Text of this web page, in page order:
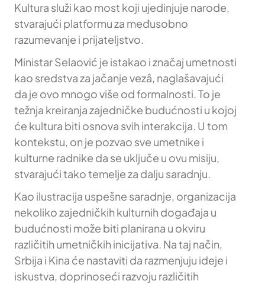
Kultura služi kao most koji ujedinjuje narode,
stvarajući platformu za međusobno
razumevanje i prijateljstvo.
Ministar Selaović je istakao i značaj umetnosti
kao sredstva za jačanje vezâ, naglašavajući
da je ovo mnogo više od formalnosti. To je
težnja kreiranja zajedničke budućnosti u kojoj
će kultura biti osnova svih interakcija. U tom
kontekstu, on je pozvao sve umetnike i
kulturne radnike da se uključe u ovu misiju,
stvarajući tako temelje za dalju saradnju.
Kao ilustracija uspešne saradnje, organizacija
nekoliko zajedničkih kulturnih događaja u
budućnosti može biti planirana u okviru
različitih umetničkih inicijativa. Na taj način,
Srbija i Kina će nastaviti da razmenjuju ideje i
iskustva, doprinoseći razvoju različitih